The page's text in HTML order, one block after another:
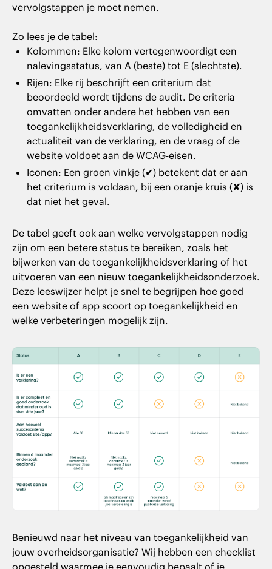
vervolgstappen je moet nemen.
Zo lees je de tabel:
Kolommen: Elke kolom vertegenwoordigt een
nalevingsstatus, van A (beste) tot E (slechtste).
Rijen: Elke rij beschrijft een criterium dat
beoordeeld wordt tijdens de audit. De criteria
omvatten onder andere het hebben van een
toegankelijkheidsverklaring, de volledigheid en
actualiteit van de verklaring, en de vraag of de
website voldoet aan de WCAG-eisen.
Iconen: Een groen vinkje (✔) betekent dat er aan
het criterium is voldaan, bij een oranje kruis (✘) is
dat niet het geval.
De tabel geeft ook aan welke vervolgstappen nodig
zijn om een betere status te bereiken, zoals het
bijwerken van de toegankelijkheidsverklaring of het
uitvoeren van een nieuw toegankelijkheidsonderzoek.
Deze leeswijzer helpt je snel te begrijpen hoe goed
een website of app scoort op toegankelijkheid en
welke verbeteringen mogelijk zijn.
Benieuwd naar het niveau van toegankelijkheid van
jouw overheidsorganisatie? Wij hebben een checklist
opgesteld waarmee je eenvoudig bepaalt of je